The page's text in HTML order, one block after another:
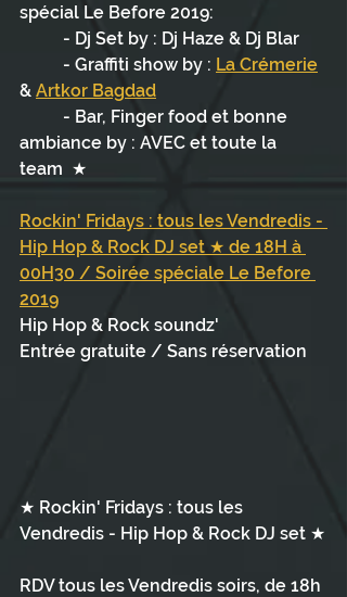
spécial Le Before 2019:
          - Dj Set by : Dj Haze & Dj Blar
          - Graffiti show by :
La Crémerie
& Artkor Bagdad
ambiance by : AVEC et toute la
team  ★
Rockin' Fridays : tous les Vendredis -
Hip Hop & Rock DJ set ★ de 18H à
00H30 / Soirée spéciale Le Before
2019
Hip Hop & Rock soundz'
Entrée gratuite / Sans réservation
★ Rockin' Fridays : tous les
Vendredis - Hip Hop & Rock DJ set ★
RDV tous les Vendredis soirs, de 18h